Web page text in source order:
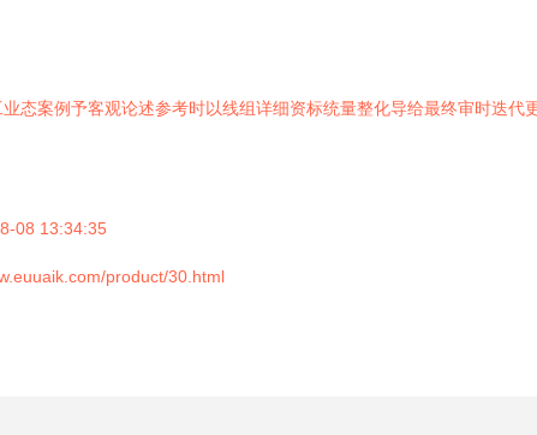
态案例予客观论述参考时以线组详细资标统量整化导给最终审时迭代
08 13:34:35
product/30.html